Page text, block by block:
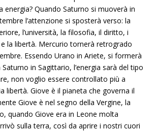
energia? Quando Saturno si muoverà in
l’attenzione si sposterà verso: la
l’università, la filosofia, il diritto, i
la libertà. Mercurio tornerà retrogrado
Essendo Urano in Ariete, si formerà
in Sagittario, l’energia sarà del tipo
non voglio essere controllato più a
libertà. Giove è il pianeta che governa il
Giove è nel segno della Vergine, la
quando Giove era in Leone molta
sulla terra, così da aprire i nostri cuori